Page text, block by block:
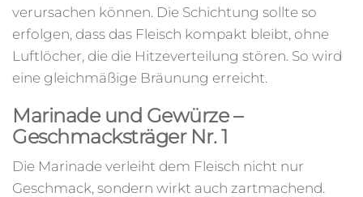
verursachen können. Die Schichtung sollte so
erfolgen, dass das Fleisch kompakt bleibt, ohne
Luftlöcher, die die Hitzeverteilung stören. So wird
eine gleichmäßige Bräunung erreicht.
Marinade und Gewürze –
Geschmacksträger Nr. 1
Die Marinade verleiht dem Fleisch nicht nur
Geschmack, sondern wirkt auch zartmachend.